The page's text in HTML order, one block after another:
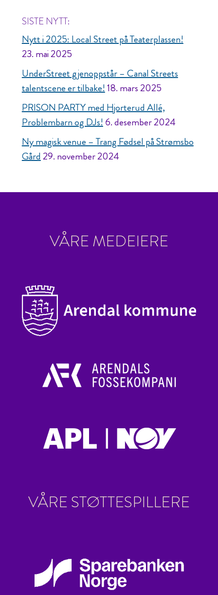
SISTE NYTT:
Nytt i 2025: Local Street på Teaterplassen!
23. mai 2025
UnderStreet gjenoppstår – Canal Streets
talentscene er tilbake!18. mars 2025
PRISON PARTY med Hjorterud Allé,
Problembarn og DJs!6. desember 2024
Ny magisk venue – Trang Fødsel på Strømsbo
Gård29. november 2024
VÅRE MEDEIERE
VÅRE STØTTESPILLERE